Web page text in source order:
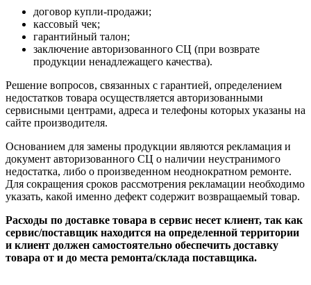
договор купли-продажи;
кассовый чек;
гарантийный талон;
заключение авторизованного СЦ (при возврате
продукции ненадлежащего качества).
Решение вопросов, связанных с гарантией, определением
недостатков товара осуществляется авторизованными
сервисными центрами, адреса и телефоны которых указаны на
сайте производителя.
Основанием для замены продукции являются рекламация и
документ авторизованного СЦ о наличии неустранимого
недостатка, либо о произведенном неоднократном ремонте.
Для сокращения сроков рассмотрения рекламации необходимо
указать, какой именно дефект содержит возвращаемый товар.
Расходы по доставке товара в сервис несет клиент, так как
сервис/поставщик находится на определенной территории
и клиент должен самостоятельно обеспечить доставку
товара от и до места ремонта/склада поставщика.